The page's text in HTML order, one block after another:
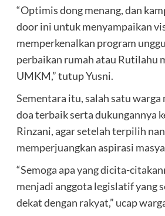
“Optimis dong menang, dan
door ini untuk menyampaikan
memperkenalkan program
perbaikan rumah atau Rutilahu
UMKM,” tutup Yusni.
Sementara itu, salah satu warga
doa terbaik serta dukungannya
Rinzani, agar setelah terpilih
memperjuangkan aspirasi
“Semoga apa yang dicita-
menjadi anggota legislatif yang
dekat dengan rakyat,” ucap